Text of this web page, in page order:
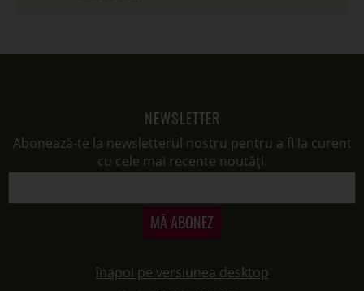
NEWSLETTER
Abonează-te la newsletterul nostru pentru a fi la curent
cu cele mai recente noutăți.
MĂ ABONEZ
înapoi pe versiunea desktop